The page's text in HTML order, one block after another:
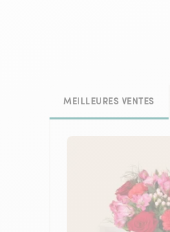
MEILLEURES VENTES